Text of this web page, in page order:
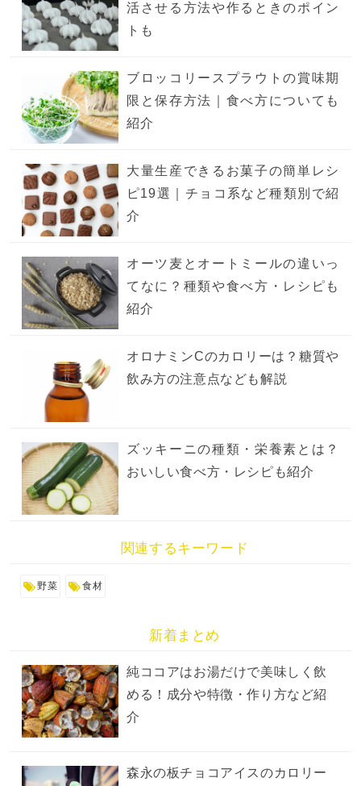
活させる方法や作るときのポイン
トも
ブロッコリースプラウトの賞味期
限と保存方法｜食べ方についても
紹介
大量生産できるお菓子の簡単レシ
ピ19選｜チョコ系など種類別で紹
介
オーツ麦とオートミールの違いっ
てなに？種類や食べ方・レシピも
紹介
オロナミンCのカロリーは？糖質や
飲み方の注意点なども解説
ズッキーニの種類・栄養素とは？
おいしい食べ方・レシピも紹介
関連するキーワード
野菜 食材
新着まとめ
純ココアはお湯だけで美味しく飲
める！成分や特徴・作り方など紹
介
森永の板チョコアイスのカロリー